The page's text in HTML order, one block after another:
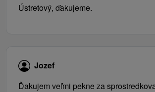
Ústretový, ďakujeme.
Jozef
Ďakujem veľmi pekne za